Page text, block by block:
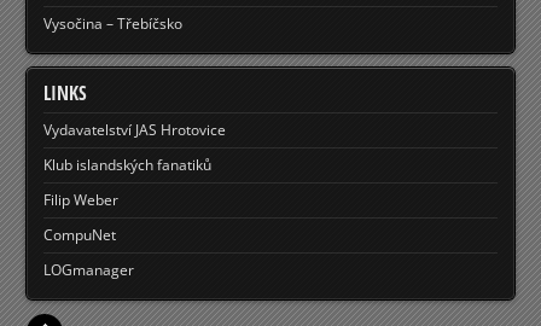
Vysočina – Třebíčsko
LINKS
Vydavatelství JAS Hrotovice
Klub islandských fanatiků
Filip Weber
CompuNet
LOGmanager